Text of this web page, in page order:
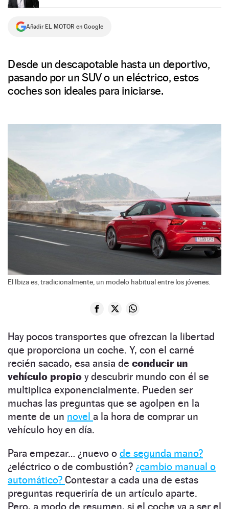
Añadir EL MOTOR en Google
Desde un descapotable hasta un deportivo,
pasando por un SUV o un eléctrico, estos
coches son ideales para iniciarse.
El Ibiza es, tradicionalmente, un modelo habitual entre los jóvenes.
Hay pocos transportes que ofrezcan la libertad
que proporciona un coche. Y, con el carné
recién sacado, esa ansia de conducir un
vehículo propio y descubrir mundo con él se
multiplica exponencialmente. Pueden ser
muchas las preguntas que se agolpen en la
mente de un novel a la hora de comprar un
vehículo hoy en día.
Para empezar… ¿nuevo o de segunda mano?
¿eléctrico o de combustión? ¿cambio manual o
automático? Contestar a cada una de estas
preguntas requeriría de un artículo aparte.
Pero, a modo de resumen, si el coche va a ser el